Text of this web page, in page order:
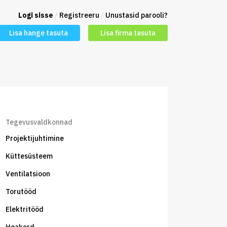
Logi sisse / Registreeru / Unustasid parooli?
Lisa hange tasuta
Lisa firma tasuta
Tegevusvaldkonnad
Projektijuhtimine
Küttesüsteem
Ventilatsioon
Torutööd
Elektritööd